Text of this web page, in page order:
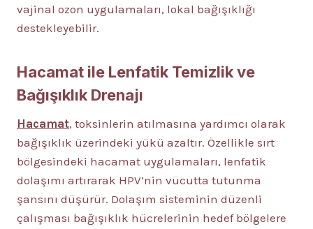
vajinal ozon uygulamaları, lokal bağışıklığı
destekleyebilir.
Hacamat ile Lenfatik Temizlik ve
Bağışıklık Drenajı
Hacamat, toksinlerin atılmasına yardımcı olarak
bağışıklık üzerindeki yükü azaltır. Özellikle sırt
bölgesindeki hacamat uygulamaları, lenfatik
dolaşımı artırarak HPV’nin vücutta tutunma
şansını düşürür. Dolaşım sisteminin düzenli
çalışması bağışıklık hücrelerinin hedef bölgelere